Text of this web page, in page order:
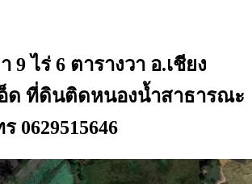
9 ไร่ 6 ตารางวา อ.เชียง
ด ที่ดินติดหนองน้ำสาธารณะ
0629515646